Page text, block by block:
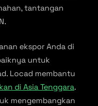
tantangan
ekspor Anda di
untuk
Locad membantu
di Asia Tenggara.
mengembangkan